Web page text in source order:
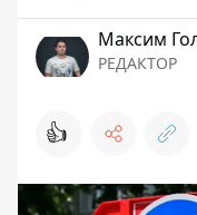
Максим
РЕДАКТОР
👍